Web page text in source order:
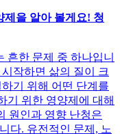
제을 알아 볼게요! 청
흔한 문제 중 하나입니
작하면 삶의 질이 크
기 위해 어떤 단계를
기 위한 영양제에 대해
원인과 영향 난청은
다. 유전적인 문제, 노